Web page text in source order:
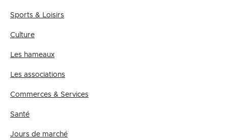
Sports & Loisirs
Culture
Les hameaux
Les associations
Commerces & Services
Santé
Jours de marché